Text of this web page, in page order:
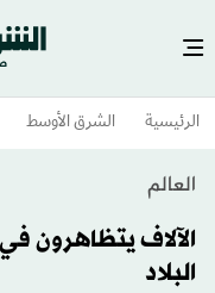
الرئيسية الشرق الأوسط​
العالم
الآلاف يتظاهرون
البلاد